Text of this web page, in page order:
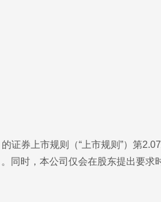
证券上市规则（“上市规则”）第
同时，本公司仅会在股东提出要